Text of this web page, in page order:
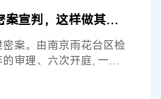
区后，日前，在由国家
权局主办的军民融合知识
解密国防专利亮相展会
，这样做其实是泄露国家秘密
案。由南京雨花台区检
审理、六次开庭, 一
构成故意泄露国家秘密
国家安全无小事。此